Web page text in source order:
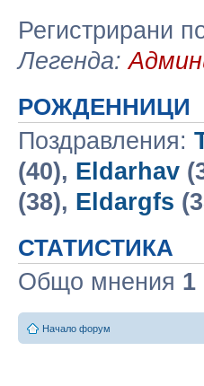
Регистрирани
Легенда:
РОЖДЕННИЦИ
Поздравления:
(40), Eldarhav
(38), Eldargfs
СТАТИСТИКА
Общо мнения 1
Начало форум